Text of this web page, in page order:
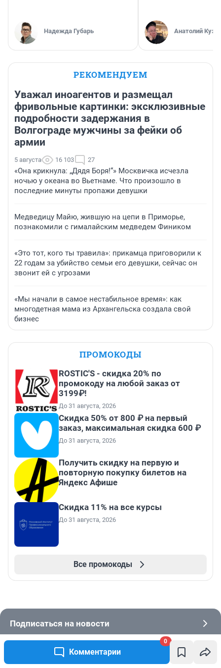
Комментарии
0
Надежда Губарь Анатолий
РЕКОМЕНДУЕМ
Уважал иноагентов и размещал
фривольные картинки: эксклюзивные
подробности задержания в
Волгограде мужчины за фейки об
армии
5 августа 16 103 27
«Она крикнула: „Дядя Боря!“» Москвичка исчезла
ночью у океана во Вьетнаме. Что произошло в
последние минуты пропажи девушки
Медведицу Майю, жившую на цепи в Приморье,
познакомили с гималайским медведем Фиником
«Это тот, кого ты травила»: прикамца приговорили к
22 годам за убийство семьи его девушки, сейчас он
звонит ей с угрозами
«Мы начали в самое нестабильное время»: как
многодетная мама из Архангельска создала свой
бизнес
ПРОМОКОДЫ
ROSTIC'S - скидка 20% по
промокоду на любой заказ от
3199₽!
До 31 августа, 2026
Скидка 50% от 800 ₽ на первый
заказ, максимальная скидка 600 ₽
До 31 августа, 2026
Получить скидку на первую и
повторную покупку билетов на
Яндекс Афише
Скидка 11% на все курсы
До 31 августа, 2026
Все промокоды
Подписаться на новости
Сообщить новость